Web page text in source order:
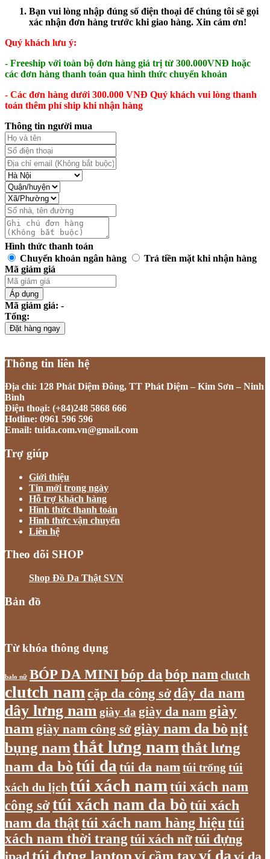
Bạn vui lòng nhập đúng số điện thoại để chúng tôi sẽ gọi
xác nhận đơn hàng trước khi giao hàng. Xin cảm ơn!
Quý khách lưu ý:
- Freeship với toàn bộ đơn hàng giá trị từ 300.000VNĐ hoặc
các đơn hàng thanh toán qua hình thức chuyển khoản
- Các đơn hàng dưới 300.000 VNĐ Quý khách vui lòng thanh
toán thêm phí ship khi nhận hàng
Thông tin người mua
Hình thức thanh toán
Chuyển khoản ngân hàng
Trả tiền mặt khi nhận hàng
Mã giảm giá
Áp dụng
Mã giảm giá: -
Tổng:
Đặt hàng ngay
Thông tin liên hệ
Địa chỉ: 128 Phát Diệm Đông, TT Phát Diệm – Kim Sơn – Ninh
Bình
Điện thoại: (+84)248 5868 666
Hotline: 0961 596 596
Email: tuida.com.vn@gmail.com
Trợ giúp
Giới thiệu
Tin mới trong ngày
Hỗ trợ khách hàng
Hình thức thanh toán
Hình thức vận chuyển
Liên hệ
Theo dõi SHOP
Shop Đồ Da Thật SVN
Bản đồ
Từ khóa thông dụng
balo nữ BÓP DA MINIbóp da bóp nam clutch
clutch nam cặp da công sở dây da nam
dây lưng namgiày da giày da nam giày
nam giày nam công sở giày nam da bònịt
bụng namthắt lưng namthắt lưng
nam da bòtúi da túi da namtúi trống túi
xách du lịch túi xách nam túi xách nam
công sởtúi xách nam da bòtúi xách
nam da thậttúi xách nam hàng hiệu túi
xách nam thời trang túi xách nữtúi đựng
túi đựng laptop